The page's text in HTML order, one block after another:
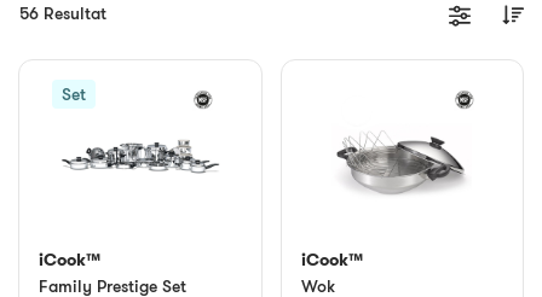
56 Resultat
Set
iCook™
Family Prestige Set
iCook™
Wok